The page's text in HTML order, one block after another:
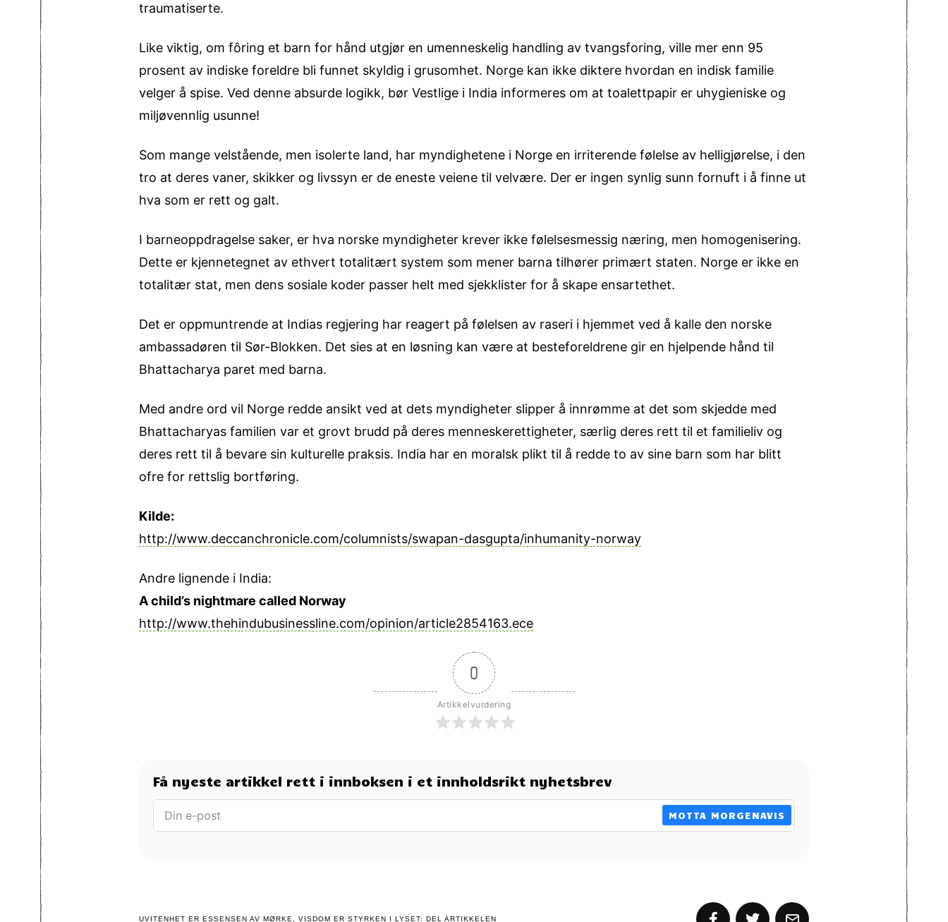
traumatiserte.
Like viktig, om fôring et barn for hånd utgjør en umenneskelig handling av tvangsforing, ville mer enn 95
prosent av indiske foreldre bli funnet skyldig i grusomhet. Norge kan ikke diktere hvordan en indisk familie
velger å spise. Ved denne absurde logikk, bør Vestlige i India informeres om at toalettpapir er uhygieniske og
miljøvennlig usunne!
Som mange velstående, men isolerte land, har myndighetene i Norge en irriterende følelse av helligjørelse, i den
tro at deres vaner, skikker og livssyn er de eneste veiene til velvære. Der er ingen synlig sunn fornuft i å finne ut
hva som er rett og galt.
I barneoppdragelse saker, er hva norske myndigheter krever ikke følelsesmessig næring, men homogenisering.
Dette er kjennetegnet av ethvert totalitært system som mener barna tilhører primært staten. Norge er ikke en
totalitær stat, men dens sosiale koder passer helt med sjekklister for å skape ensartethet.
Det er oppmuntrende at Indias regjering har reagert på følelsen av raseri i hjemmet ved å kalle den norske
ambassadøren til Sør-Blokken. Det sies at en løsning kan være at besteforeldrene gir en hjelpende hånd til
Bhattacharya paret med barna.
Med andre ord vil Norge redde ansikt ved at dets myndigheter slipper å innrømme at det som skjedde med
Bhattacharyas familien var et grovt brudd på deres menneskerettigheter, særlig deres rett til et familieliv og
deres rett til å bevare sin kulturelle praksis. India har en moralsk plikt til å redde to av sine barn som har blitt
ofre for rettslig bortføring.
Kilde:
http://www.deccanchronicle.com/columnists/swapan-dasgupta/inhumanity-norway
Andre lignende i India:
A child’s nightmare called Norway
http://www.thehindubusinessline.com/opinion/article2854163.ece
0
Artikkelvurdering
Få nyeste artikkel rett i innboksen i et innholdsrikt nyhetsbrev
MOTTA MORGENAVIS
UVITENHET ER ESSENSEN AV MØRKE, VISDOM ER STYRKEN I LYSET: DEL ARTIKKELEN